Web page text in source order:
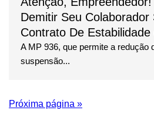
Demitir Seu Colaborador
Contrato De
A MP 936, que permite a redução
suspensão...
Próxima página »